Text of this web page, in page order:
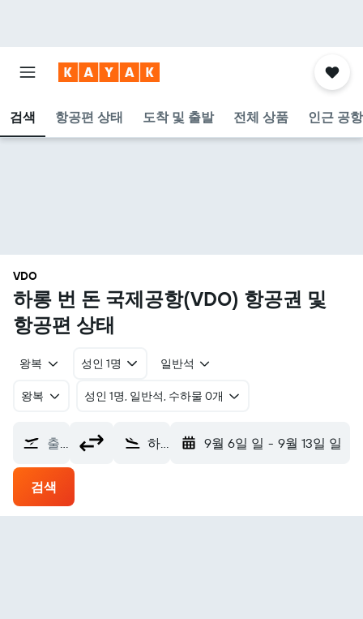
검색 항공편 상태 도착 및 출발 전체 상품 인근 공항
VDO
하롱 번 돈 국제공항(VDO) 항공권 및
항공편 상태
왕복 성인 1명 일반석
왕복 ​성인 1명, 일반석, 수하물 0개
출발지 하롱 번 돈 국제공항 (VDO) 9월 6일 일 - 9월 13일 일
검색